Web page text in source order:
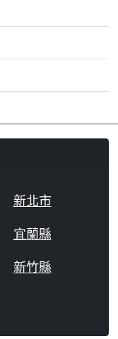
新北市
宜蘭縣
新竹縣